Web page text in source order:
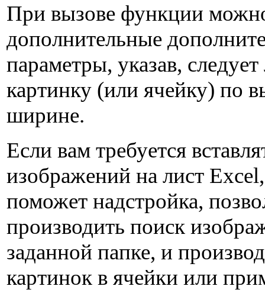
При вызове функции
дополнительные
параметры, указав,
картинку (или ячейку) по
ширине.
Если вам требуется
изображений на лист
поможет надстройка,
производить поиск
заданной папке, и
картинок в ячейки или